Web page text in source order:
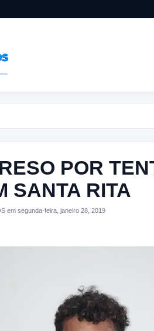
POR
SANTA RITA
em segunda-feira, janeiro 28, 2019